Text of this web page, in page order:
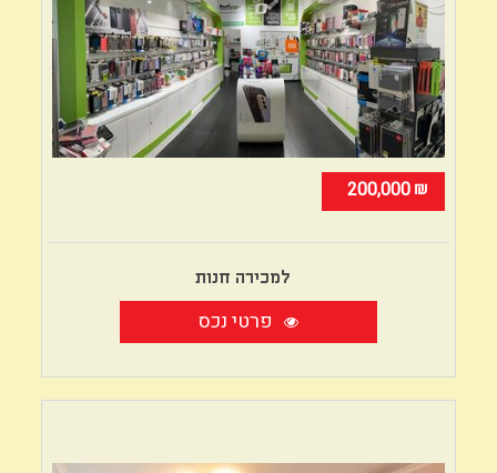
200,000 ₪
למכירה חנות
פרטי נכס